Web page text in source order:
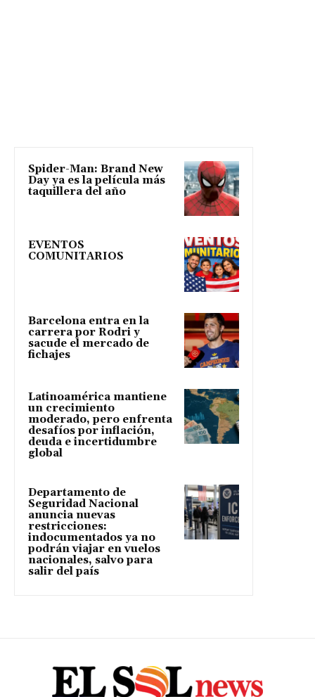
Spider-Man: Brand New
Day ya es la película más
taquillera del año
EVENTOS
COMUNITARIOS
Barcelona entra en la
carrera por Rodri y
sacude el mercado de
fichajes
Latinoamérica mantiene
un crecimiento
moderado, pero enfrenta
desafíos por inflación,
deuda e incertidumbre
global
Departamento de
Seguridad Nacional
anuncia nuevas
restricciones:
indocumentados ya no
podrán viajar en vuelos
nacionales, salvo para
salir del país